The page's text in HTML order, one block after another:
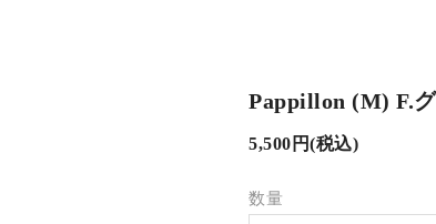
Pappillon (M) F.
5,500円(税込)
数量